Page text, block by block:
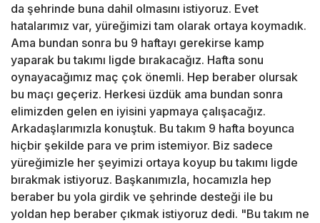
da şehrinde buna dahil olmasını istiyoruz. Evet
hatalarımız var, yüreğimizi tam olarak ortaya koymadık.
Ama bundan sonra bu 9 haftayı gerekirse kamp
yaparak bu takımı ligde bırakacağız. Hafta sonu
oynayacağımız maç çok önemli. Hep beraber olursak
bu maçı geçeriz. Herkesi üzdük ama bundan sonra
elimizden gelen en iyisini yapmaya çalışacağız.
Arkadaşlarımızla konuştuk. Bu takım 9 hafta boyunca
hiçbir şekilde para ve prim istemiyor. Biz sadece
yüreğimizle her şeyimizi ortaya koyup bu takımı ligde
bırakmak istiyoruz. Başkanımızla, hocamızla hep
beraber bu yola girdik ve şehrinde desteği ile bu
yoldan hep beraber çıkmak istiyoruz dedi. "Bu takım ne